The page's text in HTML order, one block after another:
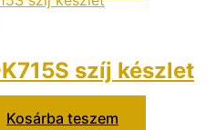
szíj készlet
Kosárba teszem